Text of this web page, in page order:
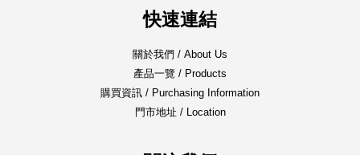
快速連結
關於我們 / About Us
產品一覽 / Products
購買資訊 / Purchasing Information
門市地址 / Location